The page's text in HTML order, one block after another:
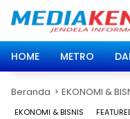
HOME
METRO
Beranda EKONOMI &
EKONOMI & BISNIS